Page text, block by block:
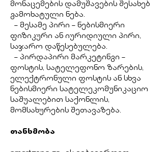
მონაცემების დამუშავების შესახებ
გამოხატული ნება.
– მესამე პირი – ნებისმიერი
ფიზიკური ან იურიდიული პირი,
საჯარო დაწესებულება.
– პირდაპირი მარკეტინგი –
ფოსტის, სატელეფონო ზარების,
ელექტრონული ფოსტის ან სხვა
ნებისმიერი სატელეკომუნიკაციო
საშუალებით საქონლის,
მომსახურების შეთავაზება.
თანხმობა